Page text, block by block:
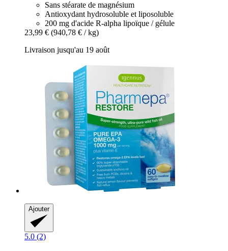
Sans stéarate de magnésium
Antioxydant hydrosoluble et liposoluble
200 mg d'acide R-alpha lipoïque / gélule
23,99 € (940,78 € / kg)
Livraison jusqu'au 19 août
Ajouter
5.0 (2)